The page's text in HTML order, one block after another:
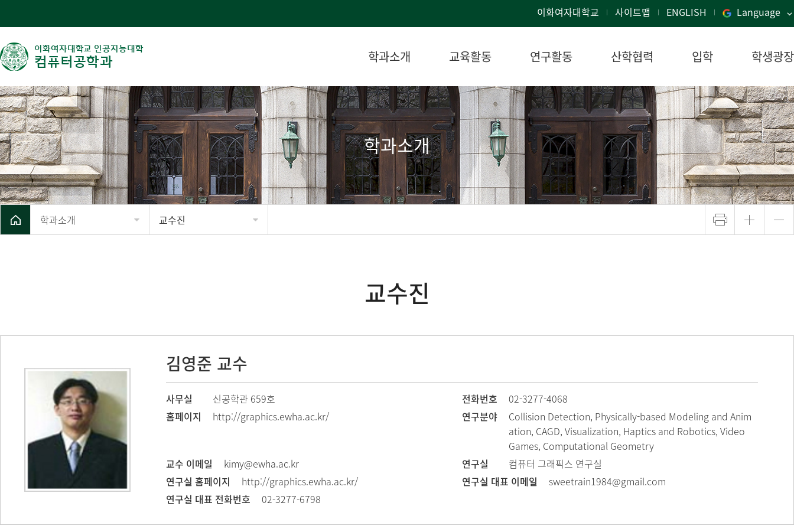
이화여자대학교 사이트맵 ENGLISH Language
이화여자대학교 인공지능대학
컴퓨터공학과 학과소개 교육활동 연구활동 산학협력 입학 학생광장
학과소개
학과소개 교수진
교수진
김영준 교수
사무실 신공학관 659호 전화번호
02-3277-4068
홈페이지
http://graphics.ewha.ac.kr/ 연구분야
Collision Detection, Physically-based Modeling and Anim
ation, CAGD, Visualization, Haptics and Robotics, Video
Games, Computational Geometry
교수 이메일
kimy@ewha.ac.kr 연구실
컴퓨터 그래픽스 연구실
연구실 홈페이지
http://graphics.ewha.ac.kr/ 연구실 대표 이메일
sweetrain1984@gmail.com
연구실 대표 전화번호
02-3277-6798